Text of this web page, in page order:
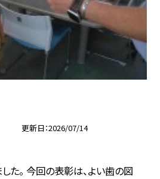
更新日 2026/07/14
た。 今回の表彰は、よい歯の図